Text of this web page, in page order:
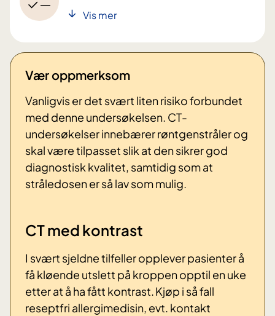
Vis mer
Vær oppmerksom
Vanligvis er det svært liten risiko forbundet
med denne undersøkelsen. CT-
undersøkelser innebærer røntgenstråler og
skal være tilpasset slik at den sikrer god
diagnostisk kvalitet, samtidig som at
stråledosen er så lav som mulig.
CT med kontrast
I svært sjeldne tilfeller opplever pasienter å
få kløende utslett på kroppen opptil en uke
etter at å ha fått kontrast. Kjøp i så fall
reseptfri allergimedisin, evt. kontakt